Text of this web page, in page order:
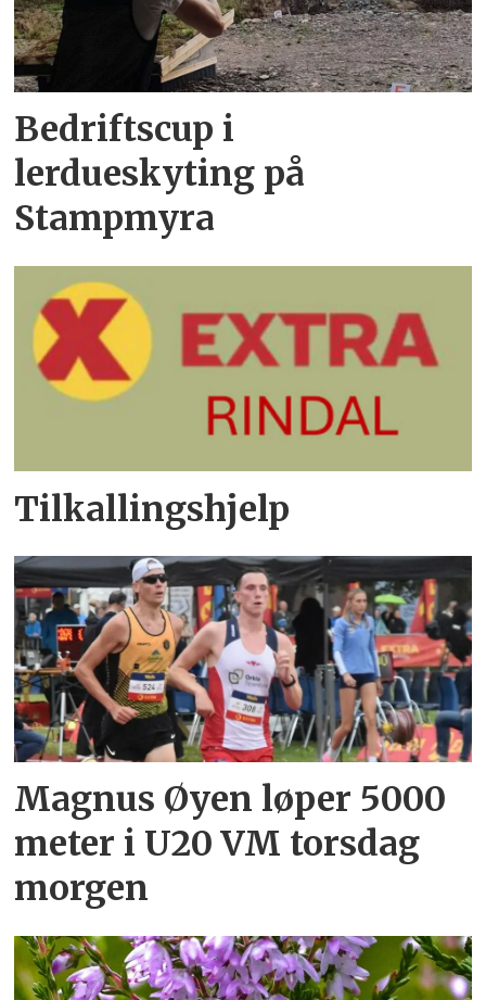
Bedriftscup i
lerdueskyting på
Stampmyra
Tilkallingshjelp
Magnus Øyen løper 5000
meter i U20 VM torsdag
morgen